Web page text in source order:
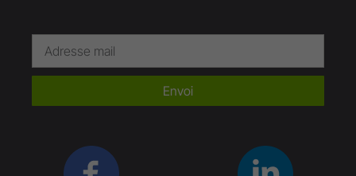
Envoi